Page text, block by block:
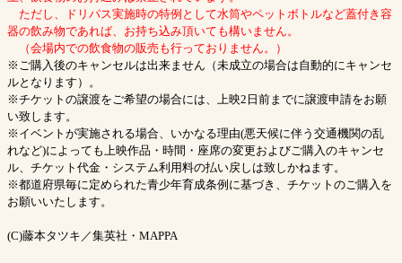
ただし、ドリパス実施時の特例として水筒やペットボトルなど蓋付き容
器の飲み物であれば、お持ち込み頂いても構いません。
（会場内での飲食物の販売も行っておりません。）
※ご購入後のキャンセルは出来ません（未成立の場合は自動的にキャンセ
ルとなります）。
※チケットの譲渡をご希望の場合には、上映2日前までに譲渡申請をお願
い致します。
※イベントが実施される場合、いかなる理由(悪天候に伴う交通機関の乱
れなど)によっても上映作品・時間・座席の変更およびご購入のキャンセ
ル、チケット代金・システム利用料の払い戻しは致しかねます。
※都道府県毎に定められた青少年育成条例に基づき、チケットのご購入を
お願いいたします。
(C)藤本タツキ／集英社・MAPPA